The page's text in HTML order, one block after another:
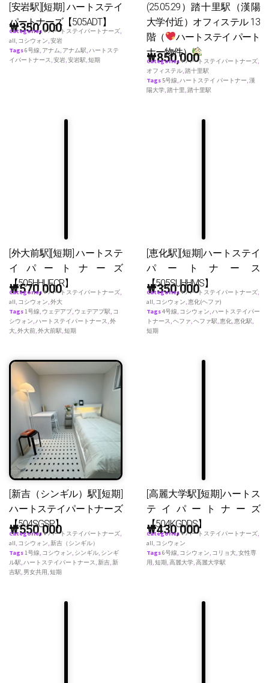
[安岩駅][短期] ハートステイ
パートナーズ【505ADT】
₩350,000
Categories♥ ハートステイパートナーズ,
all, コシウォン,安岩
Tags6号線, アナム, アナム駅,ハートステ
イパートナース,安岩,安岩駅,短期
(25.05.29）踏十里駅（漢陽
大学付近）オフィステル 13
階（
ハートステイ パート
ナー物件）
₩850,000
Categories♥ ハートステイパートナーズ,
オフィステル,踏十里駅
Tags 5号線,ハートステイ パートナー,漢
陽大学,踏十里,踏十里駅
[外大前駅][短期] ハートステ
イパートナーズ
【505HHUFCR】
₩570,000
Categories♥ ハートステイパートナーズ,
all, コシウォン,外大
Tags1号線, ウェデアプ, ウェデアプ駅, コ
シウォン,ハートステイパートナース,外
大,外大前,外大前駅,短期
[恵化駅][短期]ハートステイ
パートナース
【505SUHHMS】
₩350,000
Categories♥ ハートステイパートナーズ,
all, コシウォン,恵化(ヘファ)
Tags4号線, コシウォン,ハートステイパー
トナース,ヘファ,ヘファ駅,恵化,恵化駅,
短期
[新吉（シンギル）駅][短期]
ハートステイパートナーズ
【504SGSP】
₩550,000
Categories♥ ハートステイパートナーズ,
all, コシウォン,新吉（シンギル）
Tags1号線, コシウォン, シンギル, シンギ
ル駅,ハートステイパートナース,新吉,新
吉駅, 男女共用,短期
[高麗大学駅][短期]ハートス
テイパートナーズ
【504KGDDS】
₩430,000
Categories♥ ハートステイパートナーズ,
all, コシウォン
Tags6号線, コシウォン, コリョ大,女性専
用,短期,高麗大学,高麗大学駅